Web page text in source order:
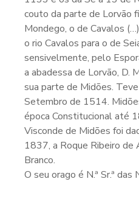
couto da parte de Lorvão
Mondego, o de Cavalos
o rio Cavalos para o de
sensivelmente, pelo
a abadessa de Lorvão, D.
sua parte de Midões.
Setembro de 1514.
época Constitucional até
Visconde de Midões foi
1837, a Roque Ribeiro de
Branco.
O seu orago é N.ª Sr.ª das